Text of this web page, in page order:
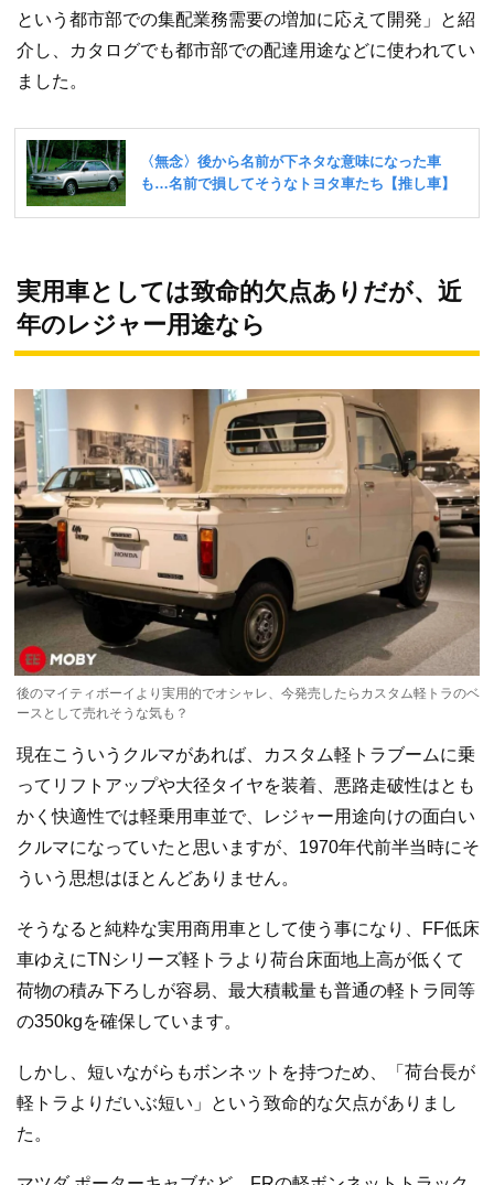
という都市部での集配業務需要の増加に応えて開発」と紹
介し、カタログでも都市部での配達用途などに使われてい
ました。
実用車としては致命的欠点ありだが、近
年のレジャー用途なら
後のマイティボーイより実用的でオシャレ、今発売したらカスタム軽トラのベ
ースとして売れそうな気も？
現在こういうクルマがあれば、カスタム軽トラブームに乗
ってリフトアップや大径タイヤを装着、悪路走破性はとも
かく快適性では軽乗用車並で、レジャー用途向けの面白い
クルマになっていたと思いますが、1970年代前半当時にそ
ういう思想はほとんどありません。
そうなると純粋な実用商用車として使う事になり、FF低床
車ゆえにTNシリーズ軽トラより荷台床面地上高が低くて
荷物の積み下ろしが容易、最大積載量も普通の軽トラ同等
の350kgを確保しています。
しかし、短いながらもボンネットを持つため、「荷台長が
軽トラよりだいぶ短い」という致命的な欠点がありまし
た。